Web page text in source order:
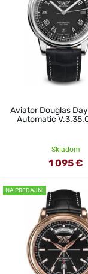
Aviator Douglas
Automatic
Skladom
1 095 €
NA PREDAJNI